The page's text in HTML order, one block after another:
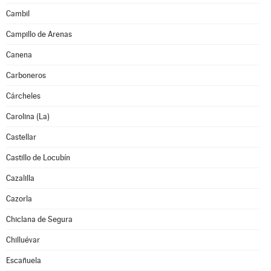
Cambil
Campillo de Arenas
Canena
Carboneros
Cárcheles
Carolina (La)
Castellar
Castillo de Locubín
Cazalilla
Cazorla
Chiclana de Segura
Chilluévar
Escañuela